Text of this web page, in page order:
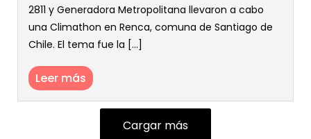
2811 y Generadora Metropolitana llevaron a cabo
una Climathon en Renca, comuna de Santiago de
Chile. El tema fue la [...]
Leer más
Cargar más